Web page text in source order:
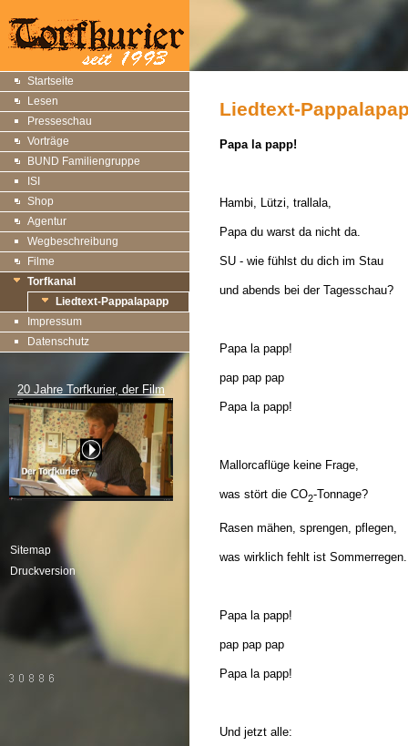
Startseite
Lesen
Presseschau
Vorträge
BUND Familiengruppe
ISI
Shop
Agentur
Wegbeschreibung
Filme
Torfkanal
Liedtext-Pappalapapp
Impressum
Datenschutz
20 Jahre Torfkurier, der Film
Sitemap
Druckversion
Liedtext-
Papa la papp!
Hambi, Lützi, trallala,
Papa du warst da nicht da.
SU - wie fühlst du dich im Stau
und abends bei der Tagesschau?
Papa la papp!
pap pap pap
Papa la papp!
Mallorcaflüge keine Frage,
was stört die CO2-Tonnage?
Rasen mähen, sprengen, pflegen,
was wirklich fehlt ist Sommerregen.
Papa la papp!
pap pap pap
Papa la papp!
Und jetzt alle: